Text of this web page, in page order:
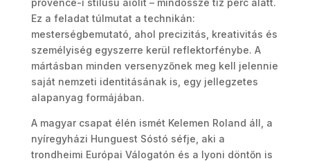
provence-i stílusú aiolit – mindössze tíz perc alatt.
Ez a feladat túlmutat a technikán:
mesterségbemutató, ahol precizitás, kreativitás és
személyiség egyszerre kerül reflektorfénybe. A
mártásban minden versenyzőnek meg kell jelennie
saját nemzeti identitásának is, egy jellegzetes
alapanyag formájában.
A magyar csapat élén ismét Kelemen Roland áll, a
nyíregyházi Hunguest Sóstó séfje, aki a
trondheimi Európai Válogatón és a lyoni döntőn is